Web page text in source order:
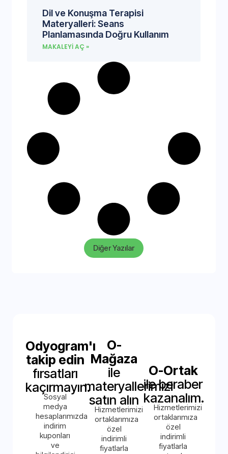
Dil ve Konuşma Terapisi
Materyalleri: Seans
Planlamasında Doğru Kullanım
MAKALEYI AÇ »
Diğer Yazılar
Odyogram'ı
takip edin
fırsatları
kaçırmayın.
Sosyal
medya
hesaplarımızda
indirim
kuponları
ve
O-
Mağaza
ile
materyallerimizi
satın alın
Hizmetlerimizi
ortaklarımıza
özel
indirimli
fiyatlarla
O-Ortak
ile beraber
kazanalım.
Hizmetlerimizi
ortaklarımıza
özel
indirimli
fiyatlarla